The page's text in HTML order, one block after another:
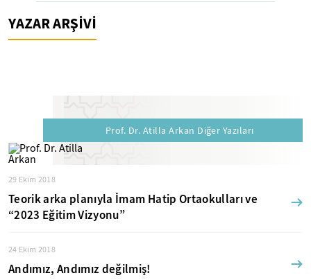
YAZAR ARŞİVİ
Prof. Dr. Atilla Arkan Diğer Yazıları
29 Ekim 2018
Teorik arka planıyla İmam Hatip Ortaokulları ve
“2023 Eğitim Vizyonu”
24 Ekim 2018
Andımız, Andımız değilmiş!